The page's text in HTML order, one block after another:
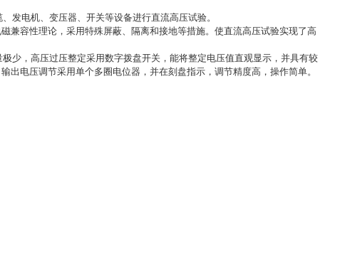
发电机、变压器、开关等设备进行直流高压试验。
兼容性理论，采用特殊屏蔽、隔离和接地等措施。使直流高压试验实现了高
少，高压过压整定采用数字拨盘开关，能将整定电压值直观显示，并具有较
电压调节采用单个多圈电位器，并在刻盘指示，调节精度高，操作简单。